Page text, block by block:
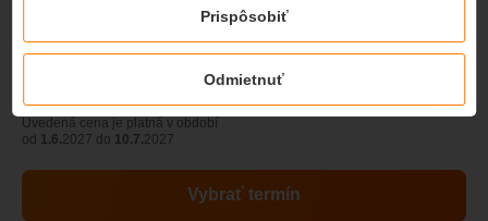
1195,50 €
Uvedená cena je platná v období
od 1.6.2027 do 10.7.2027
Vybrať termín
Odmietnuť
Prispôsobiť